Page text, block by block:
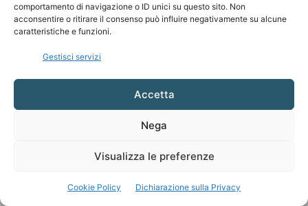
comportamento di navigazione o ID unici su questo sito. Non
acconsentire o ritirare il consenso può influire negativamente su alcune
caratteristiche e funzioni.
Gestisci servizi
Accetta
Nega
Visualizza le preferenze
Cookie Policy Dichiarazione sulla Privacy